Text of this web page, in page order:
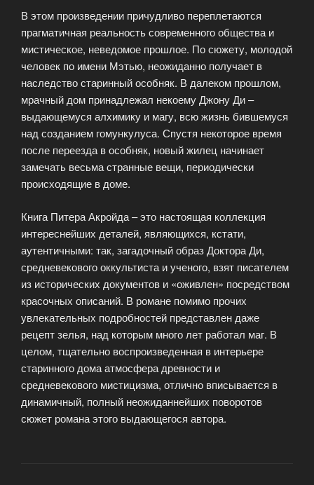
В этом произведении причудливо переплетаются
прагматичная реальность современного общества и
мистическое, неведомое прошлое. По сюжету, молодой
человек по имени Мэтью, неожиданно получает в
наследство старинный особняк. В далеком прошлом,
мрачный дом принадлежал некоему Джону Ди –
выдающемуся алхимику и магу, всю жизнь бившемуся
над созданием гомункулуса. Спустя некоторое время
после переезда в особняк, новый жилец начинает
замечать весьма странные вещи, периодически
происходящие в доме.
Книга Питера Акройда – это настоящая коллекция
интереснейших деталей, являющихся, кстати,
аутентичными: так, загадочный образ Доктора Ди,
средневекового оккультиста и ученого, взят писателем
из исторических документов и «оживлен» посредством
красочных описаний. В романе помимо прочих
увлекательных подробностей представлен даже
рецепт зелья, над которым много лет работал маг. В
целом, тщательно воспроизведенная в интерьере
старинного дома атмосфера древности и
средневекового мистицизма, отлично вписывается в
динамичный, полный неожиданнейших поворотов
сюжет романа этого выдающегося автора.